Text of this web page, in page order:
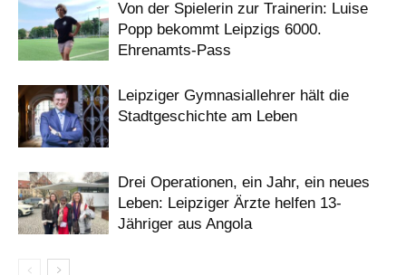
Von der Spielerin zur Trainerin: Luise
Popp bekommt Leipzigs 6000.
Ehrenamts-Pass
Leipziger Gymnasiallehrer hält die
Stadtgeschichte am Leben
Drei Operationen, ein Jahr, ein neues
Leben: Leipziger Ärzte helfen 13-
Jähriger aus Angola